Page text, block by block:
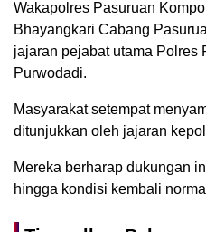
Wakapolres Pasuruan
Bhayangkari Cabang
jajaran pejabat utama Polres
Purwodadi.
Masyarakat setempat
ditunjukkan oleh jajaran
Mereka berharap dukungan
hingga kondisi kembali